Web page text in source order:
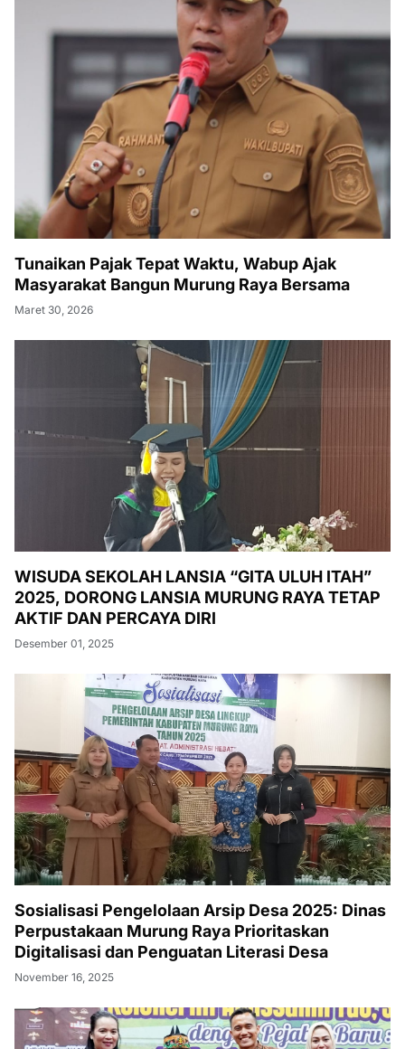
Tunaikan Pajak Tepat Waktu, Wabup Ajak
Masyarakat Bangun Murung Raya Bersama
Maret 30, 2026
WISUDA SEKOLAH LANSIA “GITA ULUH ITAH”
2025, DORONG LANSIA MURUNG RAYA TETAP
AKTIF DAN PERCAYA DIRI
Desember 01, 2025
Sosialisasi Pengelolaan Arsip Desa 2025: Dinas
Perpustakaan Murung Raya Prioritaskan
Digitalisasi dan Penguatan Literasi Desa
November 16, 2025